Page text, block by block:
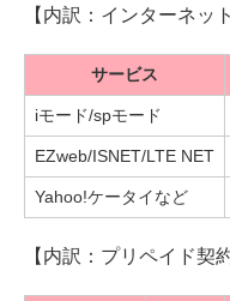
【内訳：インターネッ
サービス
iモード/spモード
EZweb/ISNET/LTE NET
Yahoo!ケータイなど
【内訳：プリペイド契約